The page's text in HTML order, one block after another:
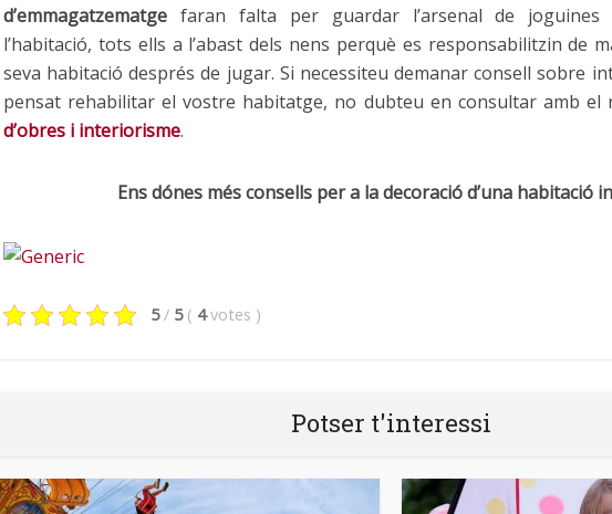
d’emmagatzematge faran falta per guardar l’arsenal de
l’habitació, tots ells a l’abast dels nens perquè es responsabilitzin de
seva habitació després de jugar. Si necessiteu demanar consell sobre
pensat rehabilitar el vostre habitatge, no dubteu en consultar amb el
d’obres i interiorisme.
Ens dónes més consells per a la decoració d’una habitació
5 / 5 ( 4 votes )
Potser t'interessi